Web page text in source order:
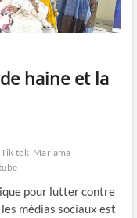
haine et la
tok Mariama
pour lutter contre
médias sociaux est